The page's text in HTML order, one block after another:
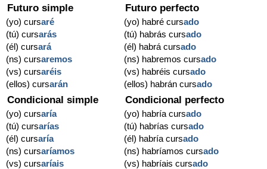
Futuro simple
(yo) cursaré
(tú) cursarás
(él) cursará
(ns) cursaremos
(vs) cursaréis
(ellos) cursarán
Futuro perfecto
(yo) habré cursado
(tú) habrás cursado
(él) habrá cursado
(ns) habremos cursado
(vs) habréis cursado
(ellos) habrán cursado
Condicional simple
(yo) cursaría
(tú) cursarías
(él) cursaría
(ns) cursaríamos
(vs) cursaríais
Condicional perfecto
(yo) habría cursado
(tú) habrías cursado
(él) habría cursado
(ns) habríamos cursado
(vs) habríais cursado